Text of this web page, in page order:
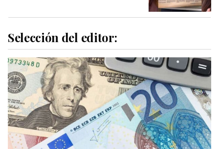
Selección del editor: